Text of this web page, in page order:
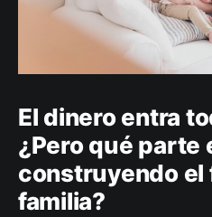
El dinero entra
¿Pero qué parte
construyendo el
familia?